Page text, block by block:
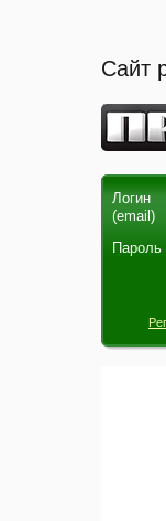
Сайт
Логин
(email)
Пароль